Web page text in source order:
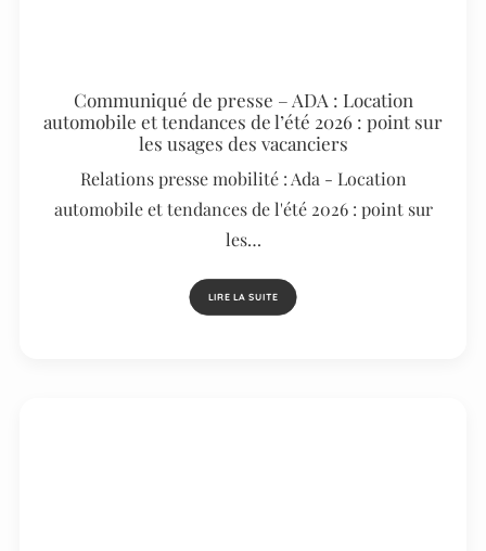
Communiqué de presse – ADA : Location
automobile et tendances de l’été 2026 : point sur
les usages des vacanciers
Relations presse mobilité : Ada - Location
automobile et tendances de l'été 2026 : point sur
les…
LIRE LA SUITE